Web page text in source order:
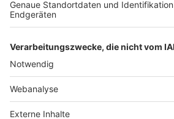
Nutzungsbedingungen Datenschutz